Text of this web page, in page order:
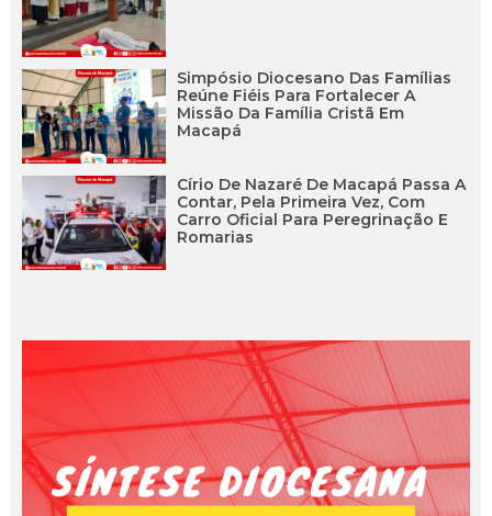
Simpósio Diocesano Das Famílias
Reúne Fiéis Para Fortalecer A
Missão Da Família Cristã Em
Macapá
Círio De Nazaré De Macapá Passa A
Contar, Pela Primeira Vez, Com
Carro Oficial Para Peregrinação E
Romarias